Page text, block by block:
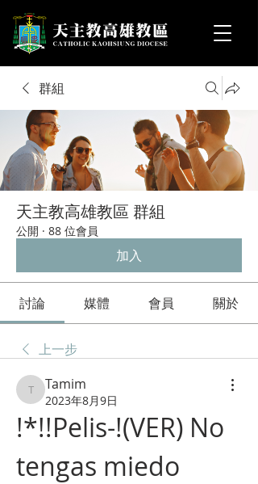
群組
天主教高雄教區 群組
公開 · 88 位會員
加入
討論 媒體 會員 關於
上一步
Tamim
Tamim
2023年8月9日
!*!!Pelis-!(VER) No
tengas miedo